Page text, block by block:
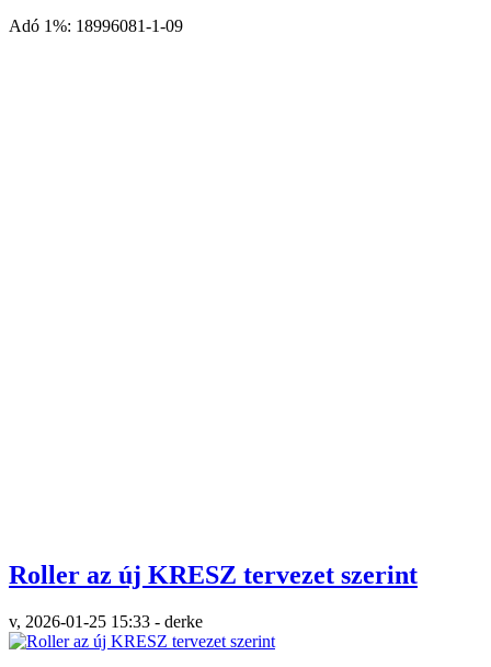
Adó 1%: 18996081-1-09
Roller az új KRESZ tervezet szerint
v, 2026-01-25 15:33 - derke